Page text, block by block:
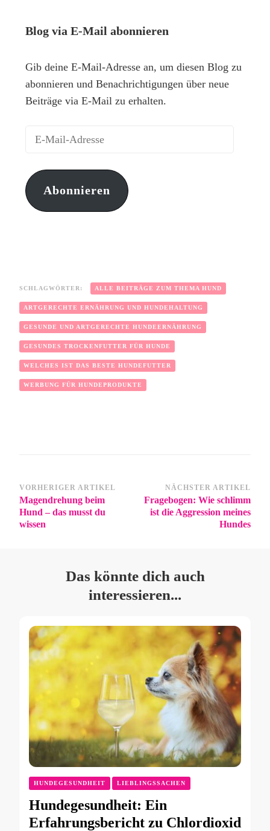
Blog via E-Mail abonnieren
Gib deine E-Mail-Adresse an, um diesen Blog zu
abonnieren und Benachrichtigungen über neue
Beiträge via E-Mail zu erhalten.
Abonnieren
SCHLAGWÖRTER: ALLE BEITRÄGE ZUM THEMA HUND
ARTGERECHTE ERNÄHRUNG UND HUNDEHALTUNG
GESUNDE UND ARTGERECHTE HUNDEERNÄHRUNG
GESUNDES TROCKENFUTTER FÜR HUNDE
WELCHES IST DAS BESTE HUNDEFUTTER
WERBUNG FÜR HUNDEPRODUKTE
VORHERIGER ARTIKEL
Magendrehung beim
Hund – das musst du
wissen
NÄCHSTER ARTIKEL
Fragebogen: Wie schlimm
ist die Aggression meines
Hundes
Das könnte dich auch
interessieren...
HUNDEGESUNDHEIT LIEBLINGSSACHEN
Hundegesundheit: Ein
Erfahrungsbericht zu Chlordioxid